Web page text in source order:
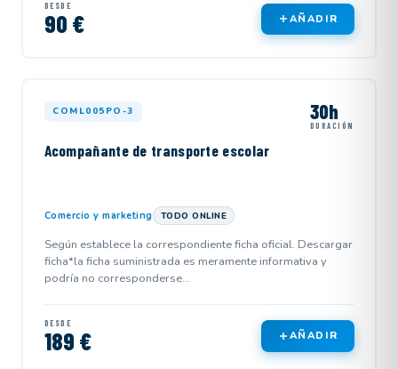
DESDE
90 € AÑADIR
COML005PO-3 30h
DURACIÓN
Acompañante de transporte escolar
Comercio y marketing TODO ONLINE
Según establece la correspondiente ficha oficial. Descargar
ficha*la ficha suministrada es meramente informativa y
podría no corresponderse...
DESDE
189 € AÑADIR